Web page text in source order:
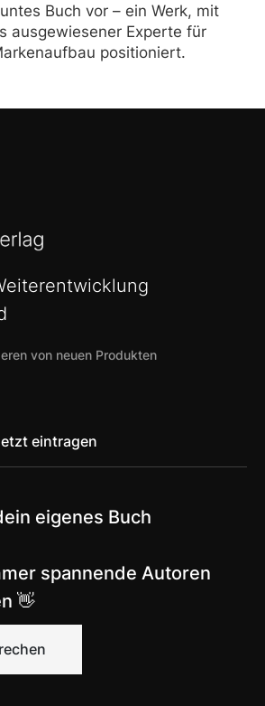
Buch vor – ein Werk, mit
ausgewiesener Experte für
positioniert.
von neuen Produkten
eigenes Buch
spannende Autoren
👋